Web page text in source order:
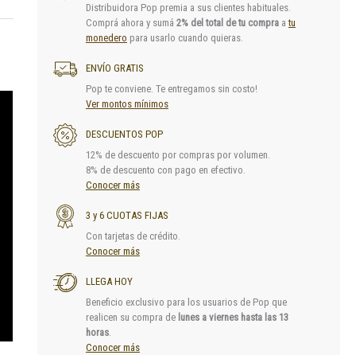
Distribuidora Pop premia a sus clientes habituales.
Comprá ahora y sumá 2% del total de tu compraatu
monedero para usarlo cuando quieras.
ENVÍO GRATIS
Pop te conviene. Te entregamos sin costo!
Ver montos mínimos
DESCUENTOS POP
12% de descuento por compras por volumen.
8% de descuento con pago en efectivo.
Conocer más
3 y 6 CUOTAS FIJAS
Con tarjetas de crédito.
Conocer más
LLEGA HOY
Beneficio exclusivo para los usuarios de Pop que
realicen su compra de lunes a viernes hasta las 13
horas.
Conocer más